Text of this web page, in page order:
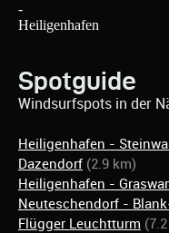
Spotguide
Windsurfspots in der
Heiligenhafen -
Dazendorf (2.9 km)
Heiligenhafen -
Neuteschendorf -
Flügger Leuchtturm